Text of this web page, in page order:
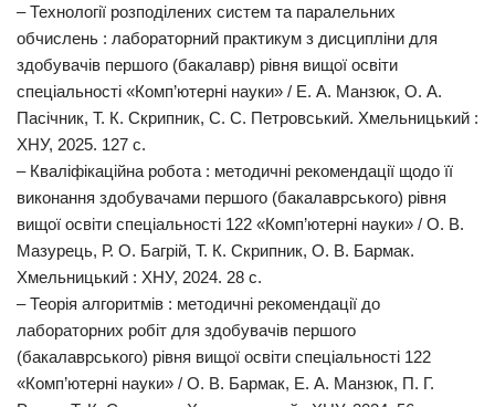
‒ Технології розподілених систем та паралельних
обчислень : лабораторний практикум з дисципліни для
здобувачів першого (бакалавр) рівня вищої освіти
спеціальності «Комп’ютерні науки» / Е. А. Манзюк, О. А.
Пасічник, Т. К. Скрипник, С. С. Петровський. Хмельницький :
ХНУ, 2025. 127 с.
‒ Кваліфікаційна робота : методичні рекомендації щодо її
виконання здобувачами першого (бакалаврського) рівня
вищої освіти спеціальності 122 «Комп’ютерні науки» / О. В.
Мазурець, Р. О. Багрій, Т. К. Скрипник, О. В. Бармак.
Хмельницький : ХНУ, 2024. 28 с.
‒ Теорія алгоритмів : методичні рекомендації до
лабораторних робіт для здобувачів першого
(бакалаврського) рівня вищої освіти спеціальності 122
«Комп’ютерні науки» / О. В. Бармак, Е. А. Манзюк, П. Г.